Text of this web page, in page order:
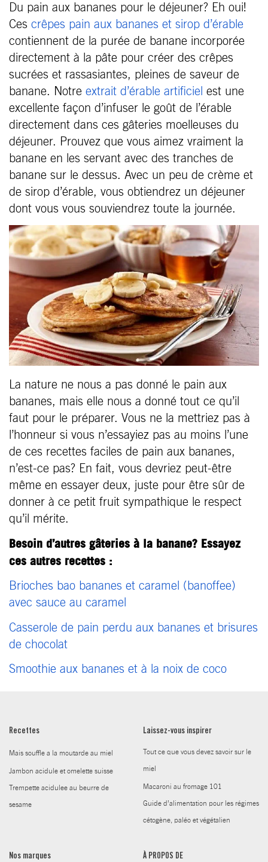
Du pain aux bananes pour le déjeuner? Eh oui!
Ces crêpes pain aux bananes et sirop d’érable
contiennent de la purée de banane incorporée
directement à la pâte pour créer des crêpes
sucrées et rassasiantes, pleines de saveur de
banane. Notre extrait d’érable artificiel est une
excellente façon d’infuser le goût de l’érable
directement dans ces gâteries moelleuses du
déjeuner. Prouvez que vous aimez vraiment la
banane en les servant avec des tranches de
banane sur le dessus. Avec un peu de crème et
de sirop d’érable, vous obtiendrez un déjeuner
dont vous vous souviendrez toute la journée.
La nature ne nous a pas donné le pain aux
bananes, mais elle nous a donné tout ce qu’il
faut pour le préparer. Vous ne la mettriez pas à
l’honneur si vous n’essayiez pas au moins l’une
de ces recettes faciles de pain aux bananes,
n’est-ce pas? En fait, vous devriez peut-être
même en essayer deux, juste pour être sûr de
donner à ce petit fruit sympathique le respect
qu’il mérite.
Besoin d’autres gâteries à la banane? Essayez
ces autres recettes :
Brioches bao bananes et caramel (banoffee)
avec sauce au caramel
Casserole de pain perdu aux bananes et brisures
de chocolat
Smoothie aux bananes et à la noix de coco
Recettes
Mais souffle a la moutarde au miel
Jambon acidule et omelette suisse
Trempette acidulee au beurre de
sesame
Laissez-vous inspirer
Tout ce que vous devez savoir sur le
miel
Macaroni au fromage 101
Guide d’alimentation pour les régimes
cétogène, paléo et végétalien
Nos marques À PROPOS DE